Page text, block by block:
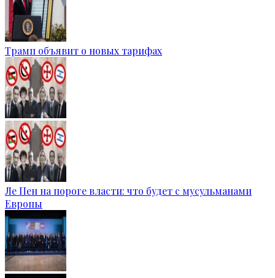
Трамп объявит о новых тарифах
Ле Пен на пороге власти: что будет с мусульманами
Европы